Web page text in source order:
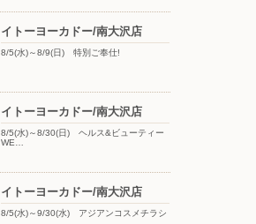
イトーヨーカドー/南大沢店
8/5(水)～8/9(日) 特別ご奉仕!
イトーヨーカドー/南大沢店
8/5(水)～8/30(日) ヘルス&ビューティー
WE…
イトーヨーカドー/南大沢店
8/5(水)～9/30(水) アジアンコスメチラシ